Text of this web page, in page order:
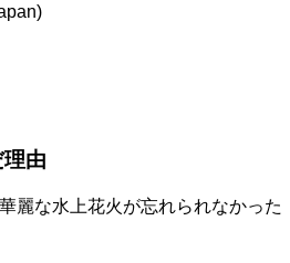
由
麗な水上花火が忘れられなかった